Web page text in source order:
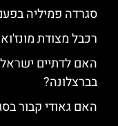
סגרדה פמיליה
רכבל מצודת
האם לדתיים
בברצלונה?
האם גאודי קבור